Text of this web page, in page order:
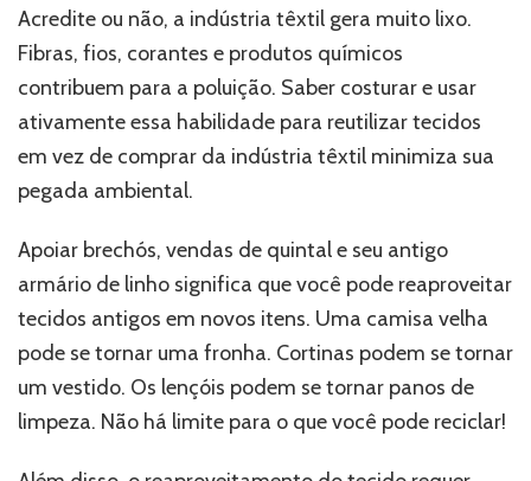
Acredite ou não, a indústria têxtil gera muito lixo.
Fibras, fios, corantes e produtos químicos
contribuem para a poluição. Saber costurar e usar
ativamente essa habilidade para reutilizar tecidos
em vez de comprar da indústria têxtil minimiza sua
pegada ambiental.
Apoiar brechós, vendas de quintal e seu antigo
armário de linho significa que você pode reaproveitar
tecidos antigos em novos itens. Uma camisa velha
pode se tornar uma fronha. Cortinas podem se tornar
um vestido. Os lençóis podem se tornar panos de
limpeza. Não há limite para o que você pode reciclar!